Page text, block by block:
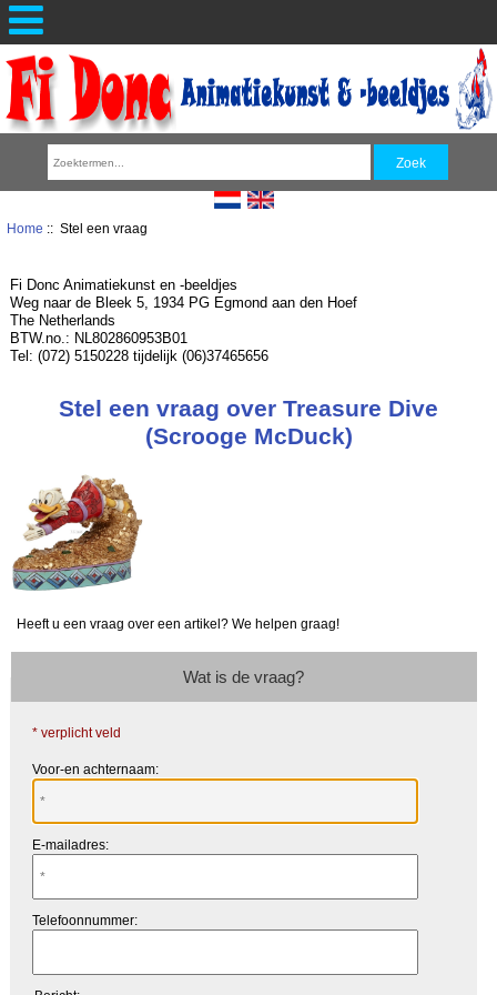
Home :: Stel een vraag
Fi Donc Animatiekunst en -beeldjes
Weg naar de Bleek 5, 1934 PG Egmond aan den Hoef
The Netherlands
BTW.no.: NL802860953B01
Tel: (072) 5150228 tijdelijk (06)37465656
Stel een vraag over Treasure Dive
(Scrooge McDuck)
Heeft u een vraag over een artikel? We helpen graag!
Wat is de vraag?
* verplicht veld
Voor-en achternaam:
E-mailadres:
Telefoonnummer: